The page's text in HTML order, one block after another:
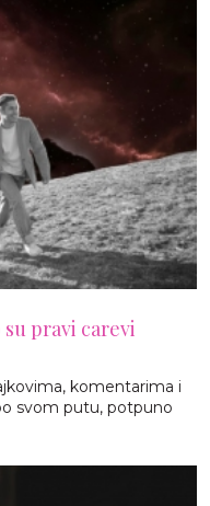
pravi carevi
komentarima i
svom putu, potpuno